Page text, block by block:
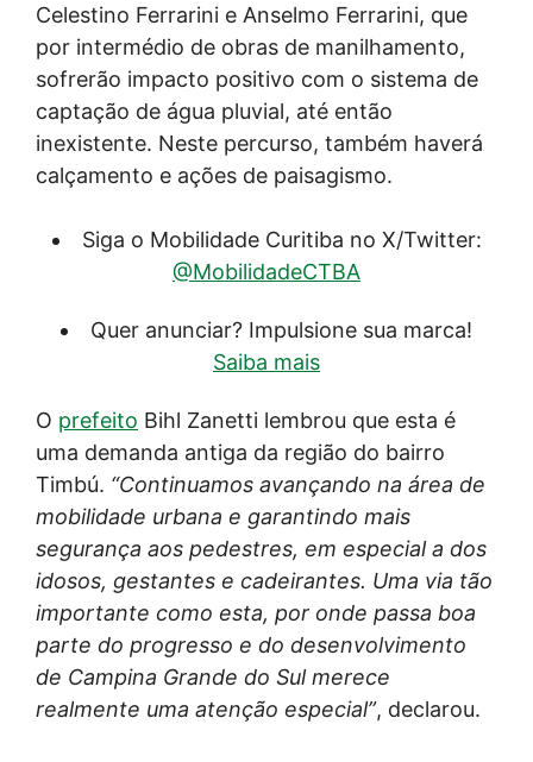
Celestino Ferrarini e Anselmo Ferrarini, que
por intermédio de obras de manilhamento,
sofrerão impacto positivo com o sistema de
captação de água pluvial, até então
inexistente. Neste percurso, também haverá
calçamento e ações de paisagismo.
Siga o Mobilidade Curitiba no X/Twitter:
@MobilidadeCTBA
Quer anunciar? Impulsione sua marca!
Saiba mais
O prefeito Bihl Zanetti lembrou que esta é
uma demanda antiga da região do bairro
Timbú. “Continuamos avançando na área de
mobilidade urbana e garantindo mais
segurança aos pedestres, em especial a dos
idosos, gestantes e cadeirantes. Uma via tão
importante como esta, por onde passa boa
parte do progresso e do desenvolvimento
de Campina Grande do Sul merece
realmente uma atenção especial”, declarou.